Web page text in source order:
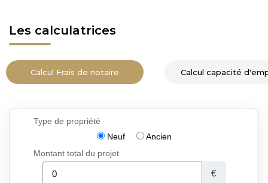
Les calculatrices
Calcul Frais de notaire Calcul capacité